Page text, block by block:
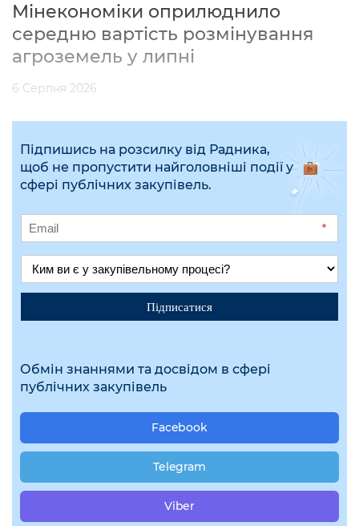
Мінекономіки оприлюднило
середню вартість розмінування
агроземель у липні
6 Серпня 2026
Підпишись на розсилку від Радника,
щоб не пропустити найголовніші події у
сфері публічних закупівель.
*
Підписатися
Обмін знаннями та досвідом в сфері
публічних закупівель
Facebook
Telegram
Viber